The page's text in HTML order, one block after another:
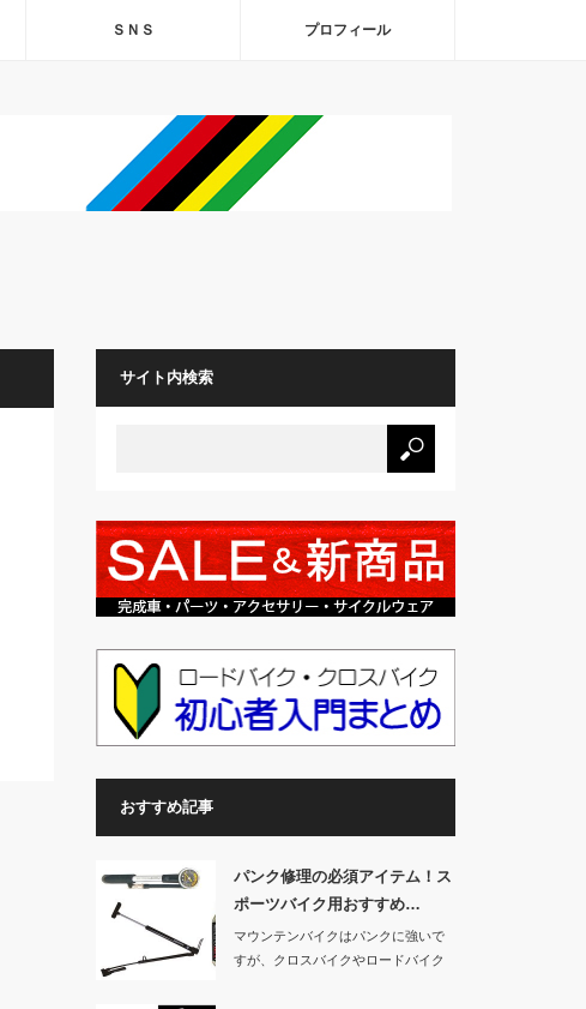
ＳＮＳ プロフィール
サイト内検索
おすすめ記事
パンク修理の必須アイテム！ス
ポーツバイク用おすすめ…
マウンテンバイクはパンクに強いで
すが、クロスバイクやロードバイク